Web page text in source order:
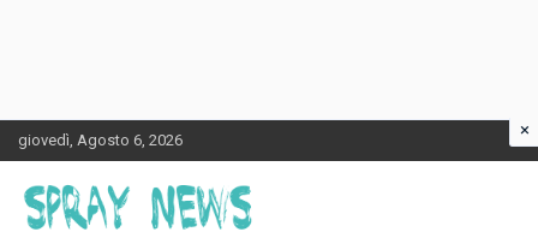
Skip
to
content
giovedì, Agosto 6, 2026 ×